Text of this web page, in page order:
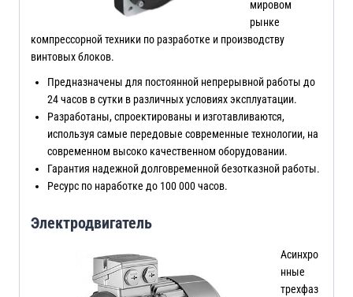
мировом
рынке
компрессорной техники по разработке и производству
винтовых блоков.
Предназначены для постоянной непрерывной работы до
24 часов в сутки в различных условиях эксплуатации.
Разработаны, спроектированы и изготавливаются,
используя самые передовые современные технологии, на
современном высоко качественном оборудовании.
Гарантия надежной долговременной безотказной работы.
Ресурс по наработке до 100 000 часов.
Электродвигатель
Асинхро
нные
трехфаз